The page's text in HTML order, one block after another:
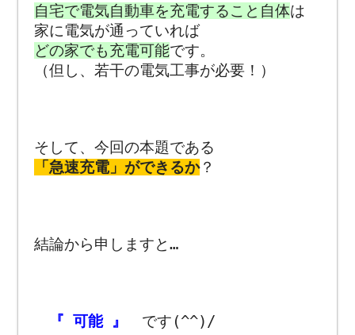
自宅で電気自動車を充電すること自体は
家に電気が通っていれば
どの家でも充電可能です。
（但し、若干の電気工事が必要！）
そして、今回の本題である
「急速充電」ができるか？
結論から申しますと…
『 可能 』 です(^^)/